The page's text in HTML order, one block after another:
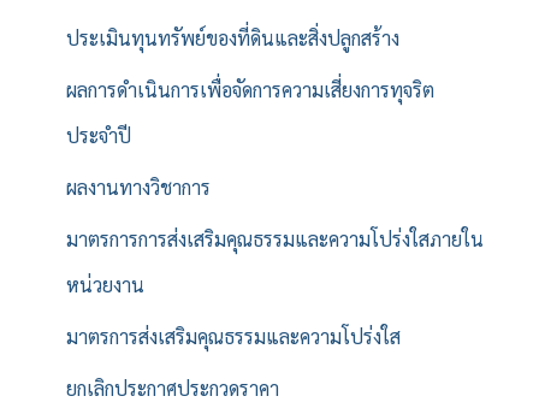
ประเมินทุนทรัพย์ของที่ดินและสิ่งปลูกสร้าง
ผลการดำเนินการเพื่อจัดการความเสี่ยงการทุจริต
ประจำปี
ผลงานทางวิชาการ
มาตรการการส่งเสริมคุณธรรมและความโปร่งใสภายใน
หน่วยงาน
มาตรการส่งเสริมคุณธรรมและความโปร่งใส
ยกเลิกประกาศประกวดราคา